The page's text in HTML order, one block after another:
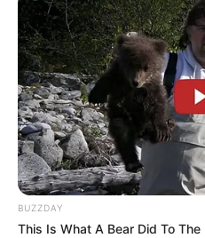
BUZZDAY
This Is What A Bear Did To